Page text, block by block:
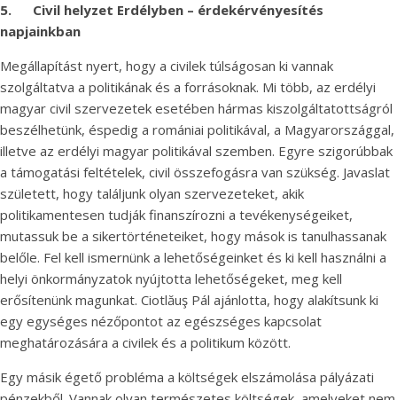
5. Civil helyzet Erdélyben – érdekérvényesítés
napjainkban
Megállapítást nyert, hogy a civilek túlságosan ki vannak
szolgáltatva a politikának és a forrásoknak. Mi több, az erdélyi
magyar civil szervezetek esetében hármas kiszolgáltatottságról
beszélhetünk, éspedig a romániai politikával, a Magyarországgal,
illetve az erdélyi magyar politikával szemben. Egyre szigorúbbak
a támogatási feltételek, civil összefogásra van szükség. Javaslat
született, hogy találjunk olyan szervezeteket, akik
politikamentesen tudják finanszírozni a tevékenységeiket,
mutassuk be a sikertörténeteiket, hogy mások is tanulhassanak
belőle. Fel kell ismernünk a lehetőségeinket és ki kell használni a
helyi önkormányzatok nyújtotta lehetőségeket, meg kell
erősítenünk magunkat. Ciotlăuş Pál ajánlotta, hogy alakítsunk ki
egy egységes nézőpontot az egészséges kapcsolat
meghatározására a civilek és a politikum között.
Egy másik égető probléma a költségek elszámolása pályázati